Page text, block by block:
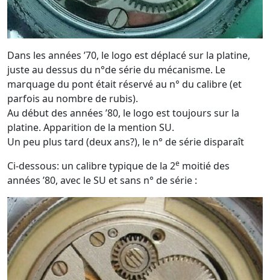
Dans les années ’70, le logo est déplacé sur la platine,
juste au dessus du n°de série du mécanisme. Le
marquage du pont était réservé au n° du calibre (et
parfois au nombre de rubis).
Au début des années ’80, le logo est toujours sur la
platine. Apparition de la mention SU.
Un peu plus tard (deux ans?), le n° de série disparaît
Ci-dessous: un calibre typique de la 2e moitié des
années ’80, avec le SU et sans n° de série :